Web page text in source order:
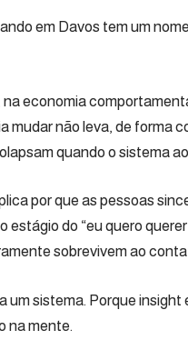
em Davos tem um
economia
mudar não leva, de forma
quando o sistema
por que as pessoas
estágio do “eu quero
sobrevivem ao
um sistema. Porque
na mente.